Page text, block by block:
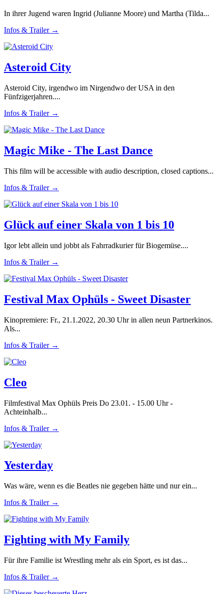
In ihrer Jugend waren Ingrid (Julianne Moore) und Martha (Tilda...
Infos & Trailer →
Asteroid City
Asteroid City, irgendwo im Nirgendwo der USA in den
Fünfzigerjahren....
Infos & Trailer →
Magic Mike - The Last Dance
This film will be accessible with audio description, closed captions...
Infos & Trailer →
Glück auf einer Skala von 1 bis 10
Igor lebt allein und jobbt als Fahrradkurier für Biogemüse....
Infos & Trailer →
Festival Max Ophüls - Sweet Disaster
Kinopremiere: Fr., 21.1.2022, 20.30 Uhr in allen neun Partnerkinos.
Als...
Infos & Trailer →
Cleo
Filmfestival Max Ophüls Preis Do 23.01. - 15.00 Uhr -
Achteinhalb...
Infos & Trailer →
Yesterday
Was wäre, wenn es die Beatles nie gegeben hätte und nur ein...
Infos & Trailer →
Fighting with My Family
Für ihre Familie ist Wrestling mehr als ein Sport, es ist das...
Infos & Trailer →